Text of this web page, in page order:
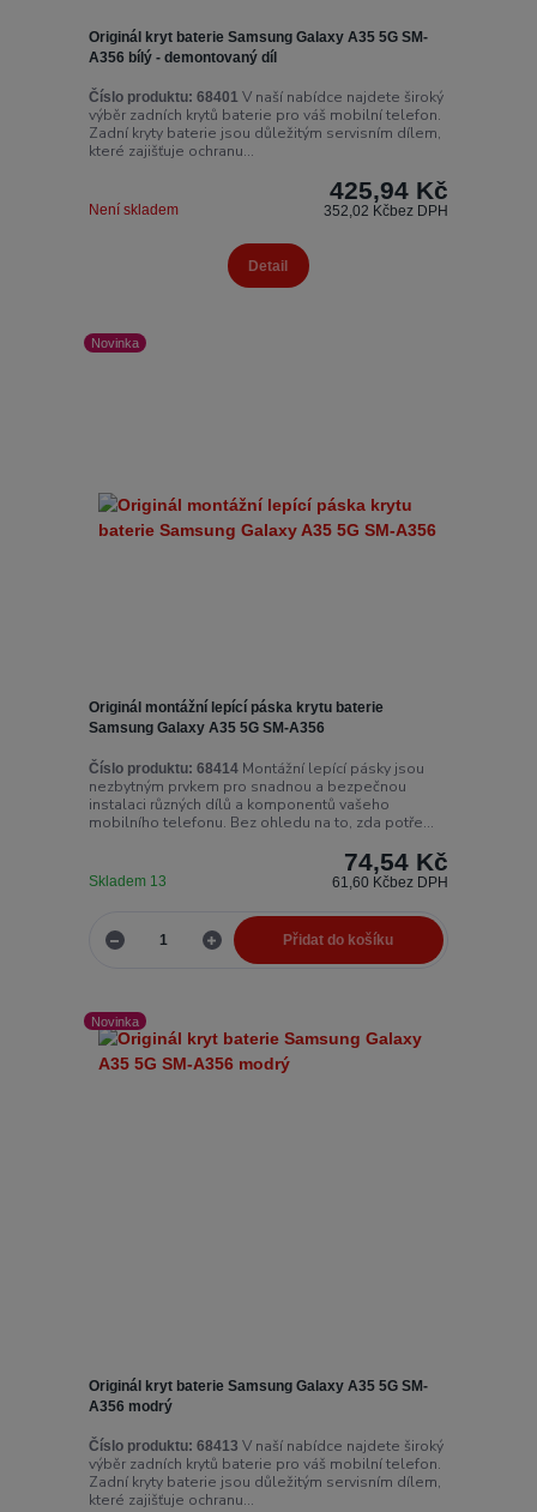
Originál kryt baterie Samsung Galaxy A35 5G SM-
A356 bílý - demontovaný díl
Číslo produktu: 68401V naší nabídce najdete široký
výběr zadních krytů baterie pro váš mobilní telefon.
Zadní kryty baterie jsou důležitým servisním dílem,
které zajišťuje ochranu...
425,94 Kč
352,02 Kčbez DPH
Není skladem
Detail
Novinka
Originál montážní lepící páska krytu baterie
Samsung Galaxy A35 5G SM-A356
Číslo produktu: 68414Montážní lepící pásky jsou
nezbytným prvkem pro snadnou a bezpečnou
instalaci různých dílů a komponentů vašeho
mobilního telefonu. Bez ohledu na to, zda potře...
74,54 Kč
61,60 Kčbez DPH
Skladem 13
Přidat do košíku
Novinka
Originál kryt baterie Samsung Galaxy A35 5G SM-
A356 modrý
Číslo produktu: 68413 V naší nabídce najdete široký
výběr zadních krytů baterie pro váš mobilní telefon.
Zadní kryty baterie jsou důležitým servisním dílem,
které zajišťuje ochranu...